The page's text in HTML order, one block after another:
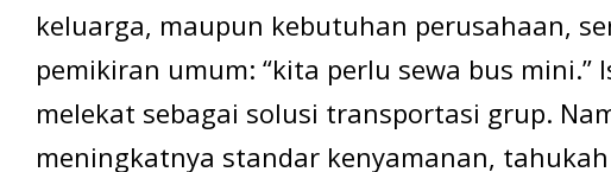
keluarga, maupun kebutuhan perusahaan,
pemikiran umum: “kita perlu sewa bus mini.”
melekat sebagai solusi transportasi grup.
meningkatnya standar kenyamanan,